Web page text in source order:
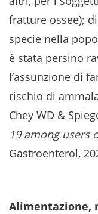
fratture ossee);
specie nella
è stata persino
l’assunzione di
rischio di
Chey WD &
19 among
Gastroenterol,
Alimentazione,